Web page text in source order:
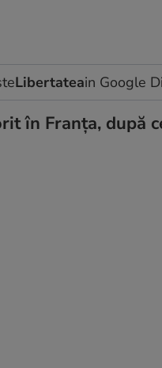
Libertateain Google
în Franța, după